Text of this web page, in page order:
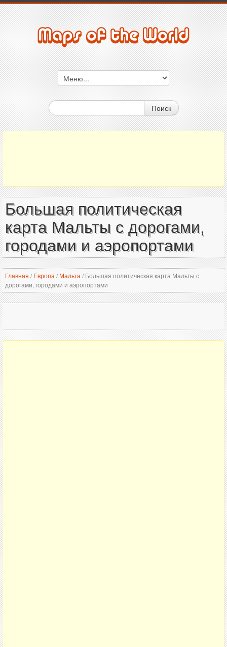
Поиск
Большая политическая
карта Мальты с дорогами,
городами и аэропортами
Главная / Европа / Мальта /Большая политическая карта Мальты с
дорогами, городами и аэропортами